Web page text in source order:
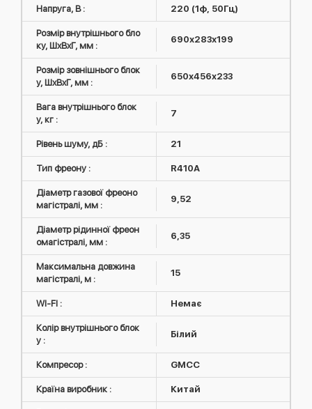
Напруга, В : 220 (1ф, 50Гц)
Розмір внутрішнього бло
ку, ШxВxГ, мм :
690х283х199
Розмір зовнішнього блок
у, ШxВxГ, мм :
650x456x233
Вага внутрішнього блок
у, кг :
7
Рівень шуму, дБ : 21
Тип фреону : R410А
Діаметр газової фреоно
магістралі, мм :
9,52
Діаметр рідинної фреон
омагістралі, мм :
6,35
Максимальна довжина
магістралі, м :
15
WI-FI : Немає
Колір внутрішнього блок
у :
Білий
Компресор : GMCC
Країна виробник : Китай